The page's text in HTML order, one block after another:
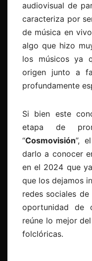
audiovisual de
caracteriza por
de música en
algo que hizo
los músicos ya
origen junto a
profundamente
Si bien este
etapa de
“Cosmovisión”,
darlo a conocer
en el 2024 que
que los dejamos
redes sociales
oportunidad de
reúne lo mejor del
folclóricas.